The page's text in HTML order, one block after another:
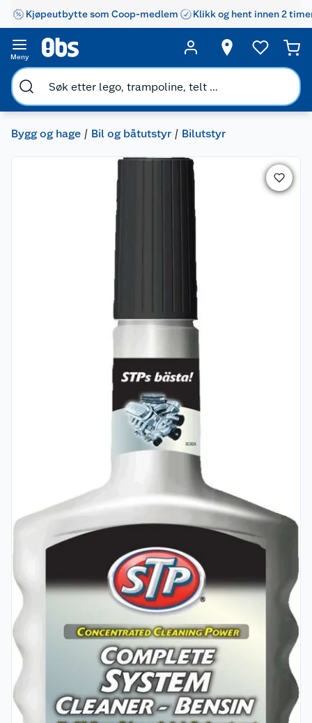
Kjøpeutbytte som Coop-medlem Klikk og hent innen 2
Meny
Bygg og hage Bil og båtutstyr Bilutstyr